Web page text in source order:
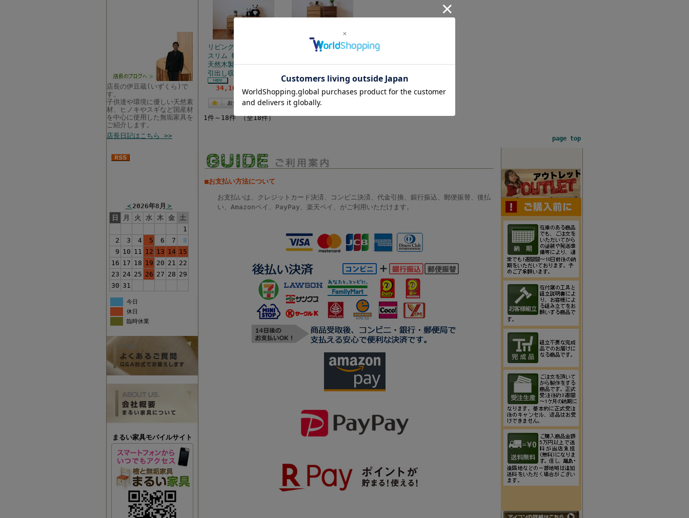
店長の伊豆蔵(いずくら)で
す。
子供達や環境に優しい天然素
材、ヒノキやスギなど国産材
を中心に使用した無垢家具を
ご紹介します。
店長日記はこちら >>
＜2026年8月 ＞
日
月 火 水 木 金 土
1
2
3 4 5 6 7
8
9 10 11 12 13 14 15
16 17 18 19 20 21 22
23 24 25 26 27 28 29
30 31
今日
休日
臨時休業
まるい家具モバイルサイト
リビング ローチェスト
スリム 幅40cm 2段
天然木製 無垢 衣類
引出し収納 オーク
34,100円(税込)
リビング チェスト ス
然木製 無垢 衣類 引
56,100円(税込)
1件～18件 （全18件）
page top
■お支払い方法について
お支払いは、クレジットカード決済、コンビニ決済、代金引換、銀行振込、郵便振替、後払
い、Amazonペイ、PayPay、楽天ペイ、がご利用いただけます。